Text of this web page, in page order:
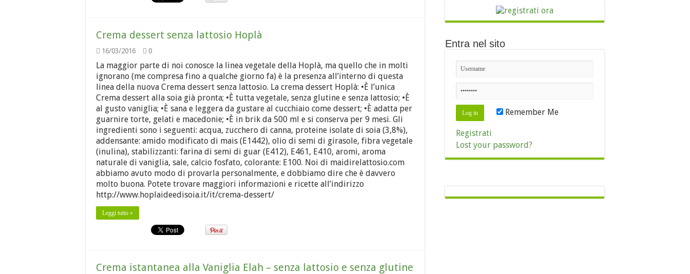
Crema dessert senza lattosio Hoplà
16/03/2016 0
La maggior parte di noi conosce la linea vegetale della Hoplà, ma quello che in molti
ignorano (me compresa fino a qualche giorno fa) è la presenza all’interno di questa
linea della nuova Crema dessert senza lattosio. La crema dessert Hoplà: •È l’unica
Crema dessert alla soia già pronta; •È tutta vegetale, senza glutine e senza lattosio; •È
al gusto vaniglia; •È sana e leggera da gustare al cucchiaio come dessert; •È adatta per
guarnire torte, gelati e macedonie; •È in brik da 500 ml e si conserva per 9 mesi. Gli
ingredienti sono i seguenti: acqua, zucchero di canna, proteine isolate di soia (3,8%),
addensante: amido modificato di mais (E1442), olio di semi di girasole, fibra vegetale
(inulina), stabilizzanti: farina di semi di guar (E412), E461, E410, aromi, aroma
naturale di vaniglia, sale, calcio fosfato, colorante: E100. Noi di maidirelattosio.com
abbiamo avuto modo di provarla personalmente, e dobbiamo dire che è davvero
molto buona. Potete trovare maggiori informazioni e ricette all’indirizzo
http://www.hoplaideedisoia.it/it/crema-dessert/
Leggi tutto »
Crema istantanea alla Vaniglia Elah – senza lattosio e senza glutine
Entra nel sito
Remember Me
Registrati
Lost your password?